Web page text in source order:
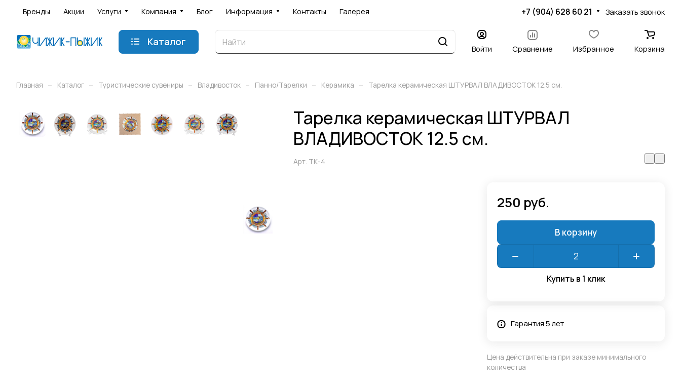
Бренды Акции Услуги Компания Блог Информация Контакты Галерея +7 (904) 628 60 21 Заказать звонок
Каталог
Войти Сравнение Избранное Корзина
Главная – Каталог – Туристические сувениры – Владивосток – Панно/Тарелки – Керамика – Тарелка керамическая ШТУРВАЛ ВЛАДИВОСТОК 12.5 см.
Тарелка керамическая ШТУРВАЛ
ВЛАДИВОСТОК 12.5 см.
Арт. ТК-4
250 руб.
В корзину
Купить в 1 клик
Гарантия 5 лет
Цена действительна при заказе минимального
количества